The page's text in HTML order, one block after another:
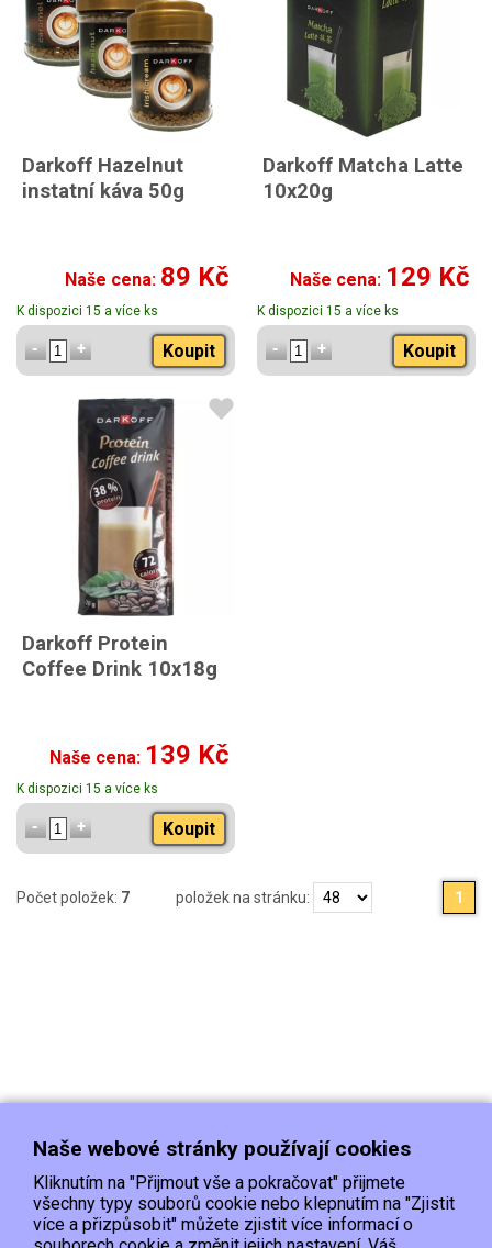
Darkoff Hazelnut
instatní káva 50g
Naše cena: 89 Kč
K dispozici 15 a více ks
Koupit
Darkoff Matcha Latte
10x20g
Naše cena: 129 Kč
K dispozici 15 a více ks
Koupit
Darkoff Protein
Coffee Drink 10x18g
Naše cena: 139 Kč
K dispozici 15 a více ks
Koupit
Počet položek: 7 položek na stránku: 1
Naše webové stránky používají cookies
Kliknutím na "Přijmout vše a pokračovat" přijmete
všechny typy souborů cookie nebo klepnutím na "Zjistit
více a přizpůsobit" můžete zjistit více informací o